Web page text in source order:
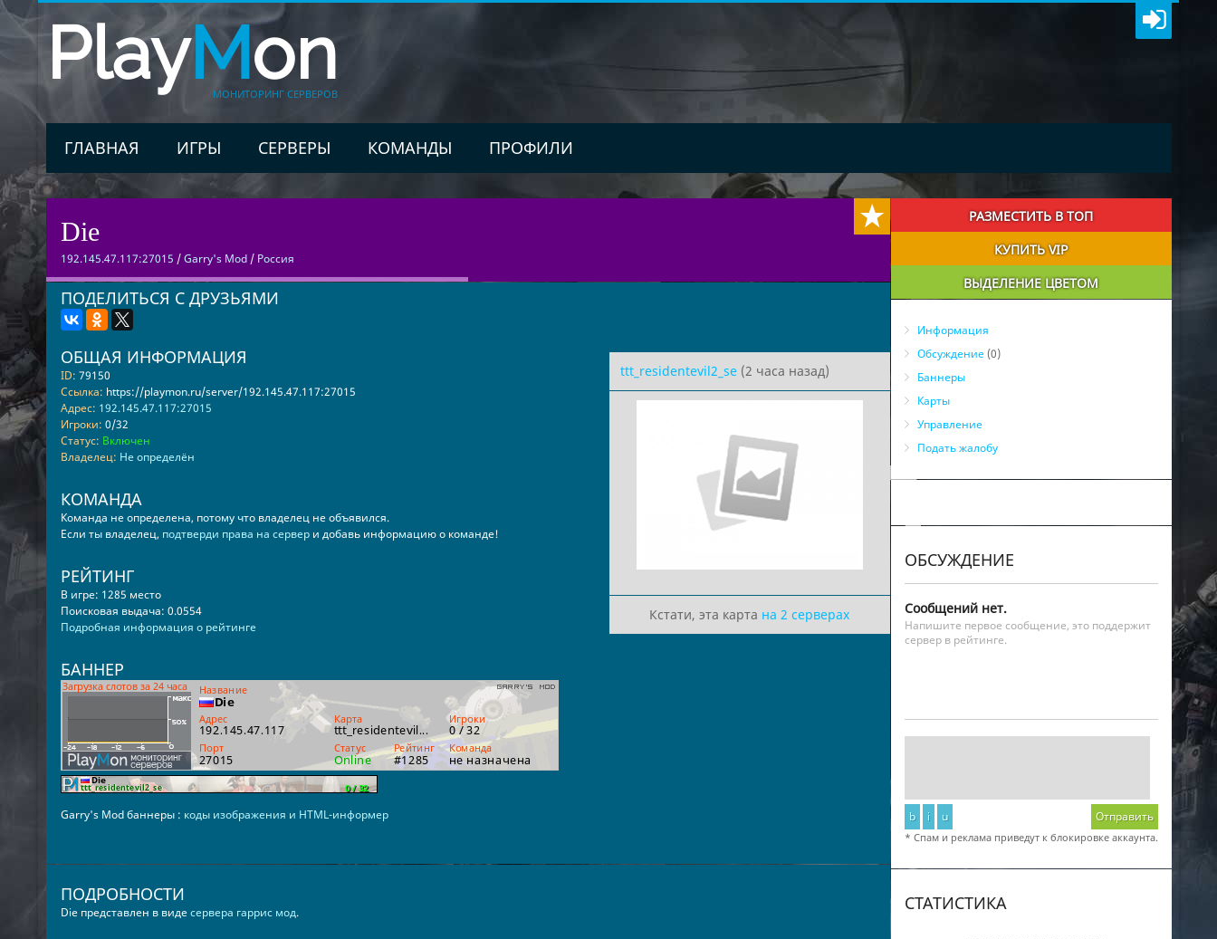
PlayMon
МОНИТОРИНГ СЕРВЕРОВ
ГЛАВНАЯ ИГРЫ СЕРВЕРЫ КОМАНДЫ ПРОФИЛИ
Die
192.145.47.117:27015 /Garry's Mod/ Россия
ПОДЕЛИТЬСЯ С ДРУЗЬЯМИ
ttt_residentevil2_se(2 часа назад)
Кстати, эта карта на 2 серверах
ОБЩАЯ ИНФОРМАЦИЯ
ID: 79150
Ссылка: https://playmon.ru/server/192.145.47.117:27015
Адрес: 192.145.47.117:27015
Игроки: 0/32
Статус: Включен
Владелец: Не определён
КОМАНДА
Команда не определена, потому что владелец не объявился.
Если ты владелец, подтверди права на сервери добавь информацию о команде!
РЕЙТИНГ
В игре: 1285 место
Поисковая выдача: 0.0554
Подробная информация о рейтинге
БАННЕР
Garry's Mod баннеры : коды изображения и HTML-информер
ПОДРОБНОСТИ
Die представлен в видесервера гаррис мод.
РАЗМЕСТИТЬ В ТОП
КУПИТЬ VIP
ВЫДЕЛЕНИЕ ЦВЕТОМ
Информация
Обсуждение(0)
Баннеры
Карты
Управление
Подать жалобу
ОБСУЖДЕНИЕ
Сообщений нет.
Напишите первое сообщение, это поддержит
сервер в рейтинге.
b i u Отправить
* Спам и реклама приведут к блокировке аккаунта.
СТАТИСТИКА